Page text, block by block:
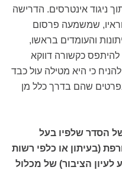
ניגוד אינטרסים. הדרישה
קוראיו, שמשמעה פרסום
והעומדים בראשו,
להיתפס כקשורה דווקא
להניח כי היא מטילה עול כבד
שהם בדרך כלל מן
של הסדר שלפיו בעל
(בעיתון או כלפי רשות
הציבור) של מכלול